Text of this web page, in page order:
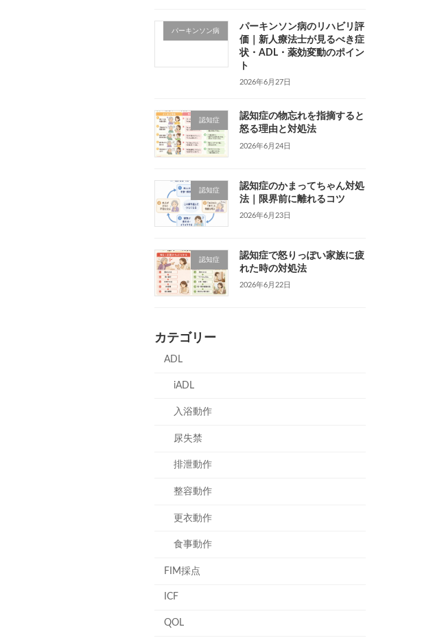
パーキンソン病
パーキンソン病のリハビリ評
価｜新人療法士が見るべき症
状・ADL・薬効変動のポイン
ト
2026年6月27日
認知症
認知症の物忘れを指摘すると
怒る理由と対処法
2026年6月24日
認知症
認知症のかまってちゃん対処
法｜限界前に離れるコツ
2026年6月23日
認知症
認知症で怒りっぽい家族に疲
れた時の対処法
2026年6月22日
カテゴリー
ADL
iADL
入浴動作
尿失禁
排泄動作
整容動作
更衣動作
食事動作
FIM採点
ICF
QOL